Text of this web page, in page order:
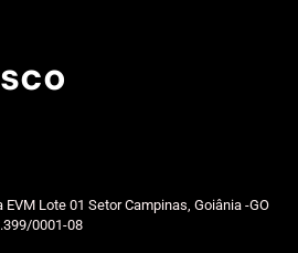
Lote 01 Setor Campinas, Goiânia -GO
0001-08